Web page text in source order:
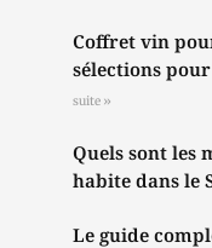
Coffret vin
sélections
suite »
Quels sont les
habite dans le
Le guide